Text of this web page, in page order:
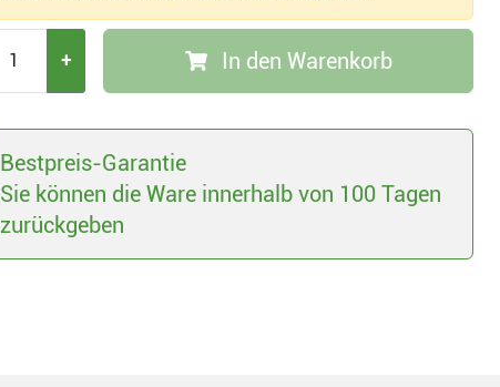
+ In den Warenkorb
Bestpreis-Garantie
Sie können die Ware innerhalb von 100 Tagen
zurückgeben